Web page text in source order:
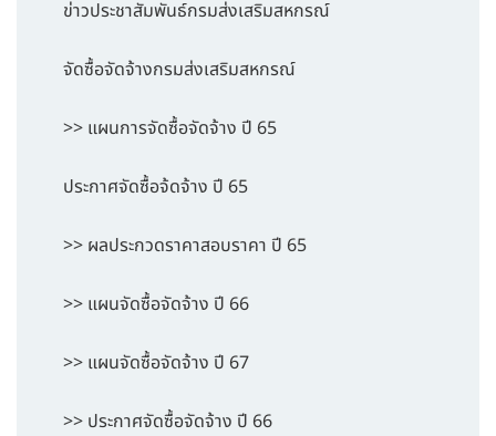
ข่าวประชาสัมพันธ์กรมส่งเสริมสหกรณ์
จัดซื้อจัดจ้างกรมส่งเสริมสหกรณ์
>> แผนการจัดซื้อจัดจ้าง ปี 65
ประกาศจัดซื้อจ้ดจ้าง ปี 65
>> ผลประกวดราคาสอบราคา ปี 65
>> แผนจัดซื้อจัดจ้าง ปี 66
>> แผนจัดซื้อจัดจ้าง ปี 67
>> ประกาศจัดซื้อจัดจ้าง ปี 66